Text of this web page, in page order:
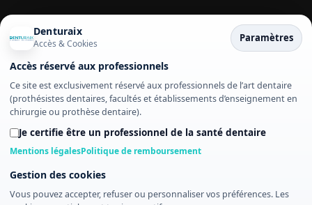
vous acceptez nos conditions de
confidentialité.
Adresse e-mail S’inscrire
Diese Seite ist durch reCAPTCHA geschützt und es
gelten dieDatenschutzrichtlinieund
Nutzungsbedingungen.
Denturaix
Accès & Cookies Paramètres
Accès réservé aux professionnels
Ce site est exclusivement réservé aux professionnels de l’art dentaire
(prothésistes dentaires, facultés et établissements d’enseignement en
chirurgie ou prothèse dentaire).
Je certifie être un professionnel de la santé dentaire
Mentions légalesPolitique de remboursement
Gestion des cookies
Vous pouvez accepter, refuser ou personnaliser vos préférences. Les